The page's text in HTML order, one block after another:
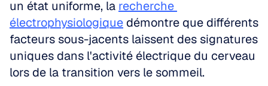
un état uniforme, la recherche
électrophysiologique démontre que différents
facteurs sous-jacents laissent des signatures
uniques dans l'activité électrique du cerveau
lors de la transition vers le sommeil.